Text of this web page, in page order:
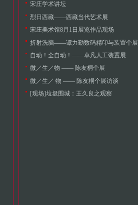
宋庄学术讲坛
烈日西藏——西藏当代艺术展
宋庄美术馆8月1日展览作品现场
折射洗脑——谭力勤数码精印与装置个展
自动！全自动！——卓凡人工装置展
微／生／物 —— 陈友桐个展
微／生／ 物 —— 陈友桐个展访谈
[现场]垃圾围城：王久良之观察